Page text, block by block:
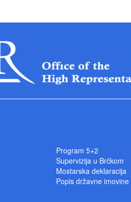
Program 5+2
Supervizija u Brčkom
Mostarska deklaracija
Popis državne imovine